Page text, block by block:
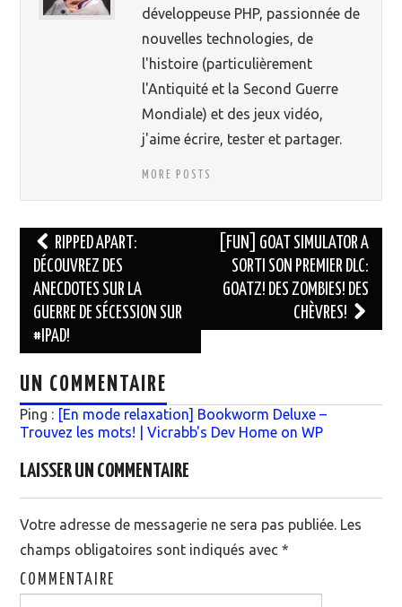
développeuse PHP, passionnée de
nouvelles technologies, de
l'histoire (particulièrement
l'Antiquité et la Second Guerre
Mondiale) et des jeux vidéo,
j'aime écrire, tester et partager.
MORE POSTS
Navigation des articles
RIPPED APART:
DÉCOUVREZ DES
ANECDOTES SUR LA
GUERRE DE SÉCESSION SUR
#IPAD!
[FUN] GOAT SIMULATOR A
SORTI SON PREMIER DLC:
GOATZ! DES ZOMBIES! DES
CHÈVRES!
UN COMMENTAIRE
Ping : [En mode relaxation] Bookworm Deluxe –
Trouvez les mots! | Vicrabb's Dev Home on WP
LAISSER UN COMMENTAIRE
Votre adresse de messagerie ne sera pas publiée. Les
champs obligatoires sont indiqués avec*
COMMENTAIRE